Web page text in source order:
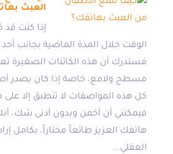
العبث
إذا كنت
الوقت خلال المدة الماضية بجانب أحد
فستدرك أن هذه الكائنات
مسطح ولامع، خاصة إذا كان يصدر
كل هذه المواصفات لا تنطبق إلا على
فيمكنني أن أخمن وبدون أدنى شك،
هاتفك العزيز طائعاً مختاراً، بكامل
العقلي...